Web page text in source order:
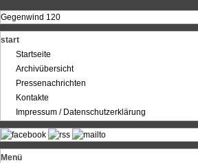
Gegenwind 120
start
Startseite
Archivübersicht
Pressenachrichten
Kontakte
Impressum / Datenschutzerklärung
Menü